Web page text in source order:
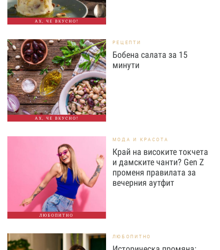
АХ, ЧЕ ВКУСНО!
АХ, ЧЕ ВКУСНО!
РЕЦЕПТИ
Бобена салата за 15
минути
ЛЮБОПИТНО
МОДА И КРАСОТА
Край на високите токчета
и дамските чанти? Gen Z
променя правилата за
вечерния аутфит
ЛЮБОПИТНО